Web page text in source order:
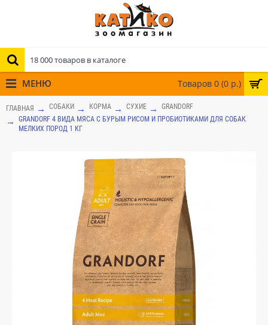
Товаров 0 (0 р.)
МЕНЮ
ГЛАВНАЯ СОБАКИ КОРМА СУХИЕ
GRANDORF
GRANDORF 4 ВИДА МЯСА С БУРЫМ РИСОМ И ПРОБИОТИКАМИ ДЛЯ СОБАК
МЕЛКИХ ПОРОД 1 КГ